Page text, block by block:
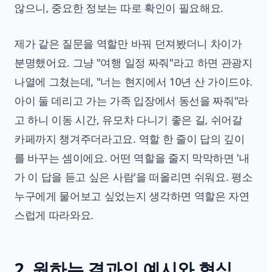
않으니, 중요한 정보는 따로 확인이 필요해요.
제가 같은 질문을 역할만 바꿔 던져봤더니 차이가
분명했어요. 그냥 "여행 일정 짜줘"라고 하면 관광지
나열에 그쳤는데, "너는 현지에서 10년 산 가이드야.
아이 둘 데리고 가는 가족 입장에서 동선을 짜줘"라
고 하니 이동 시간, 유모차 다니기 좋은 길, 쉬어갈
카페까지 챙겨주더라고요. 역할 한 줄이 답의 깊이
를 바꾸는 셈이에요. 어떤 역할을 줄지 막막하면 '내
가 이 답을 듣고 싶은 사람'을 떠올리면 쉬워요. 평소
누구에게 물어보고 싶었는지 생각하면 역할은 자연
스럽게 따라와요.